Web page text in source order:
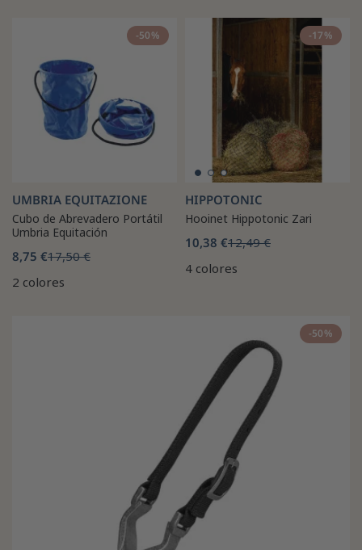
-50%
UMBRIA EQUITAZIONE
Cubo de Abrevadero Portátil
Umbria Equitación
8,75 €17,50 €
2 colores
-17%
HIPPOTONIC
Hooinet Hippotonic Zari
10,38 €12,49 €
4 colores
-50%